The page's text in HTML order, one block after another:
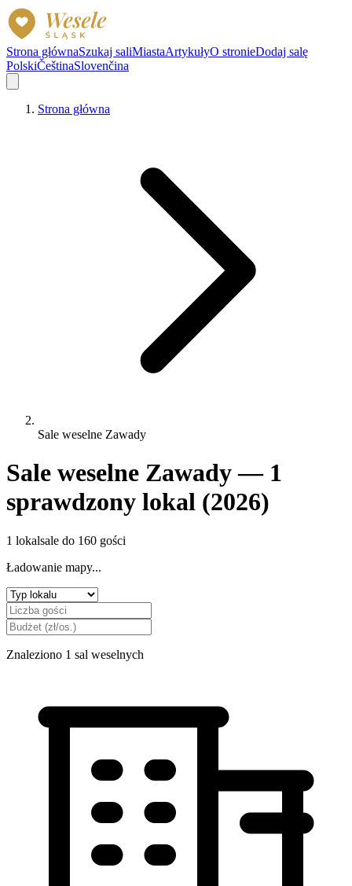
Strona głównaSzukaj saliMiastaArtykułyO stronieDodaj salę
PolskiČeštinaSlovenčina
Strona główna
Sale weselne Zawady
Sale weselne Zawady — 1
sprawdzony lokal (2026)
1 lokalsale do 160 gości
Ładowanie mapy...
Znaleziono 1 sal weselnych